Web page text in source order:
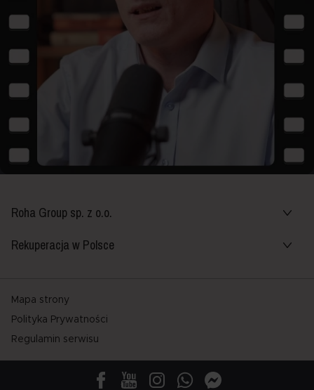
Roha Group sp. z o.o.
Rekuperacja w Polsce
Mapa strony
Polityka Prywatności
Regulamin serwisu